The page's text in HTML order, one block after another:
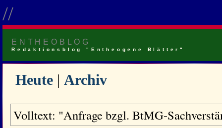
//
ENTHEOBLOG
Redaktionsblog "Entheogene Blätter"
Heute | Archiv
Volltext: "Anfrage bzgl. BtMG-